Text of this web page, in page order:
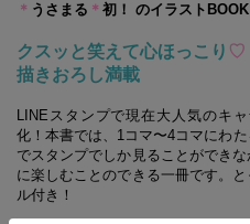
＊ うさまる ＊ 初！ のイラストBOOK
クスッと笑えて心ほっこり ♡
描きおろし満載
LINEスタンプで現在大人気のキ
化！本書では、1コマ〜4コマにわ
でスタンプでしか見ることができ
に楽しむことのできる一冊です。
ル付き！